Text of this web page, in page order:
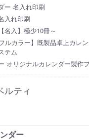
ー 名入れ印刷
入れ印刷
名入】極少10冊～
ルカラー】既製品卓上カレ
テム
オリジナルカレンダー製作
ルティ
ダー